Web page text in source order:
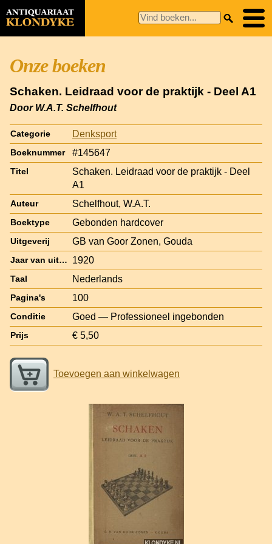
Onze boeken
Schaken. Leidraad voor de praktijk - Deel A1
Door W.A.T. Schelfhout
Categorie Denksport
Boeknummer #145647
Titel
Schaken. Leidraad voor de praktijk - Deel
A1
Auteur Schelfhout, W.A.T.
Boektype Gebonden hardcover
Uitgeverij GB van Goor Zonen, Gouda
Jaar van uitgave 1920
Taal Nederlands
Pagina's 100
Conditie Goed — Professioneel ingebonden
Prijs € 5,50
Toevoegen aan winkelwagen